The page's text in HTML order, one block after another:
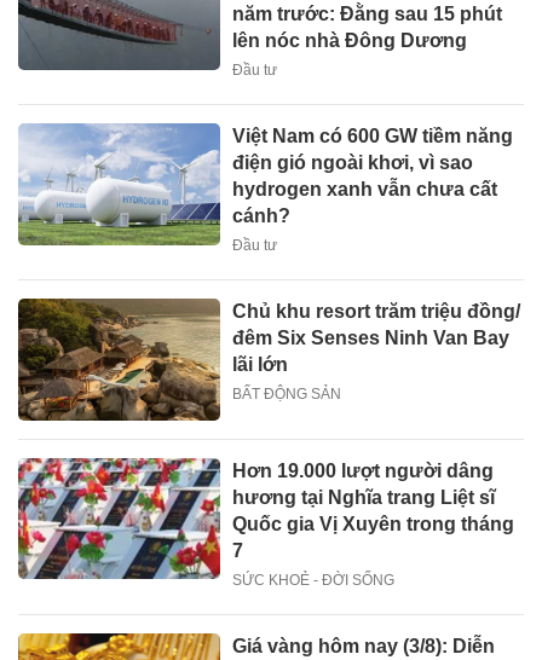
năm trước: Đằng sau 15 phút
lên nóc nhà Đông Dương
Đầu tư
Việt Nam có 600 GW tiềm năng
điện gió ngoài khơi, vì sao
hydrogen xanh vẫn chưa cất
cánh?
Đầu tư
Chủ khu resort trăm triệu đồng/
đêm Six Senses Ninh Van Bay
lãi lớn
BẤT ĐỘNG SẢN
Hơn 19.000 lượt người dâng
hương tại Nghĩa trang Liệt sĩ
Quốc gia Vị Xuyên trong tháng
7
SỨC KHOẺ - ĐỜI SỐNG
Giá vàng hôm nay (3/8): Diễn